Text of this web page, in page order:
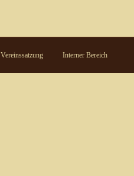
Vereinssatzung Interner Bereich